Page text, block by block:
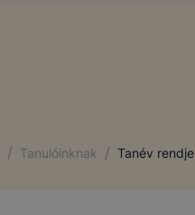
/ Tanulóinknak / Tanév rendje